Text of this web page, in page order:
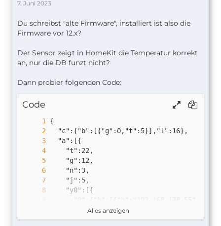
7. Juni 2023
Du schreibst "alte Firmware", installiert ist also die
Firmware vor 12.x?
Der Sensor zeigt in HomeKit die Temperatur korrekt
an, nur die DB funzt nicht?
Dann probier folgenden Code:
Code
Alles anzeigen